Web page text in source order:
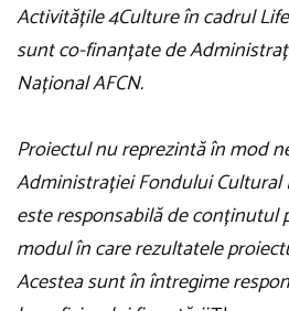
Activitățile 4Culture în cadrul
sunt co-finanțate de
Național AFCN.
Proiectul nu reprezintă în mod
Administrației Fondului Cultural
este responsabilă de conținutul
modul în care rezultatele
Acestea sunt în întregime